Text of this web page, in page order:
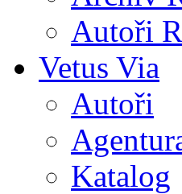
Autoři
Vetus Via
Autoři
Katalog